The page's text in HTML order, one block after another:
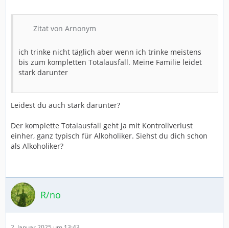
Zitat von Arnonym
ich trinke nicht täglich aber wenn ich trinke meistens
bis zum kompletten Totalausfall. Meine Familie leidet
stark darunter
Leidest du auch stark darunter?
Der komplette Totalausfall geht ja mit Kontrollverlust
einher, ganz typisch für Alkoholiker. Siehst du dich schon
als Alkoholiker?
R/no